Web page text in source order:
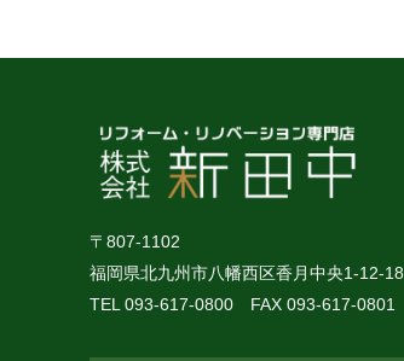
〒807-1102
福岡県北九州市八幡西区香月中央1-12-18
TEL 093-617-0800 FAX 093-617-0801